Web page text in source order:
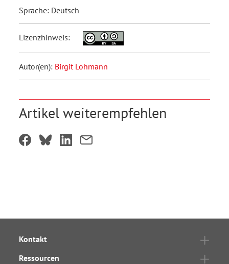
Sprache: Deutsch
Lizenzhinweis:
Autor(en): Birgit Lohmann
Artikel weiterempfehlen
Kontakt
Ressourcen